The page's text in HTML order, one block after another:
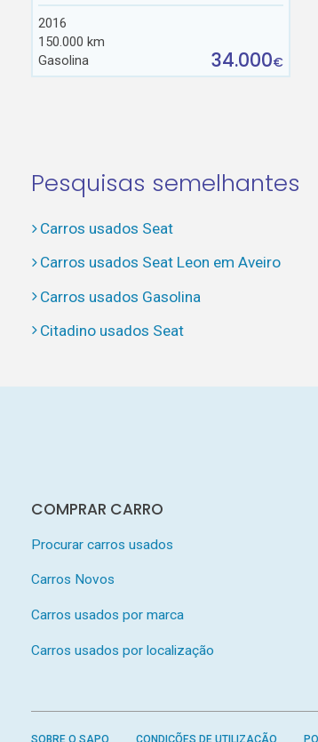
2016
150.000 km
Gasolina
34.000€
Pesquisas semelhantes
Carros usados Seat
Carros usados Seat Leon em Aveiro
Carros usados Gasolina
Citadino usados Seat
COMPRAR CARRO
Procurar carros usados
Carros Novos
Carros usados por marca
Carros usados por localização
SOBRE O SAPO CONDIÇÕES DE UTILIZAÇÃO